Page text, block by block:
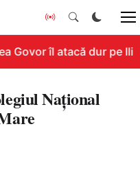
Govor îl atacă dur pe
Național